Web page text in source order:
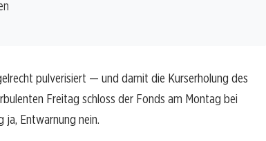
pulverisiert — und damit die Kurserholung des
Freitag schloss der Fonds am Montag bei
ja, Entwarnung nein.